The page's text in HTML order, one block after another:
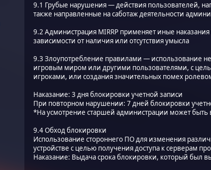
9.1 Грубые нарушения — действия пользователей,
также направленные на саботаж деятельности
9.2 Администрация MIRRP применяет иные
зависимости от наличия или отсутствия умысла
9.3 Злоупотребление правилами — использование
игровым миром или другими пользователями, с
игроками, или создания значительных помех
Наказание: 3 дня блокировки учетной записи
При повторном нарушении: 7 дней блокировки
*На усмотрение старшей администрации может быть
9.4 Обход блокировки
Использование стороннего ПО для изменения
устройстве с целью получения доступа к серверам
Наказание: Выдача срока блокировки, который был